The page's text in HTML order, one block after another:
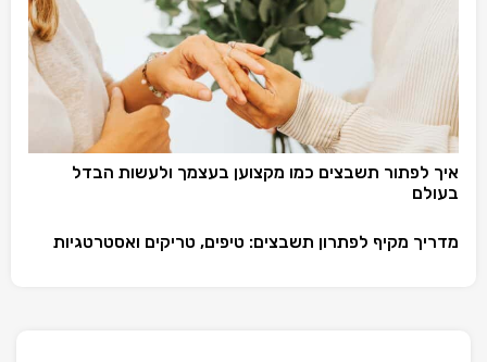
איך לפתור תשבצים כמו מקצוען בעצמך ולעשות הבדל
בעולם
מדריך מקיף לפתרון תשבצים: טיפים, טריקים ואסטרטגיות